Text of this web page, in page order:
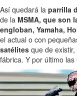
Así quedará la parrilla
de la MSMA, que son
engloban, Yamaha,
el actual o con
satélites que de
fábrica. Y por último las